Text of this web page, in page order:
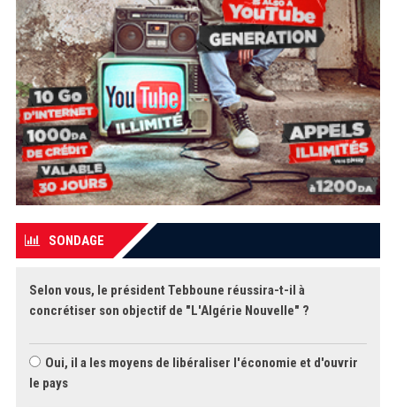
SONDAGE
Selon vous, le président Tebboune réussira-t-il à
concrétiser son objectif de "L'Algérie Nouvelle" ?
Oui, il a les moyens de libéraliser l'économie et d'ouvrir
le pays